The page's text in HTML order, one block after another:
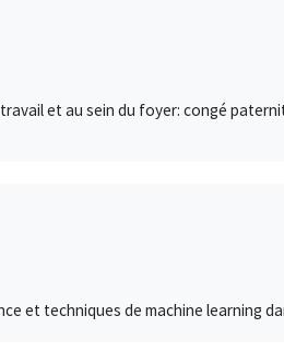
et au sein du foyer: congé
et techniques de machine learning